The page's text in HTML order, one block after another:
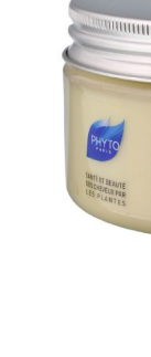
immagini